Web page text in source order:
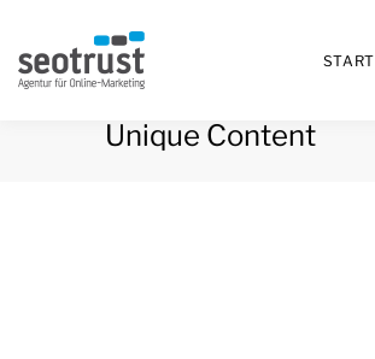
START
Unique Content